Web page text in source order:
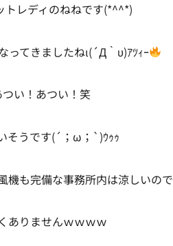
トレディのねねです(*^^*)
ってきましたねι(´Д｀υ)ｱﾂｨｰ
い！あつい！笑
そうです(´；ω；`)ｳｩｩ
機も完備な事務所内は涼しいので
ありませんｗｗｗｗ